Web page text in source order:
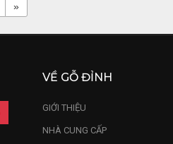
»
VỀ GỖ ĐỈNH
GIỚI THIỆU
NHÀ CUNG CẤP